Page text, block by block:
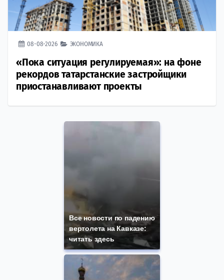
08-08-2026 ЭКОНОМИКА
«Пока ситуация регулируемая»: на фоне
рекордов татарстанские застройщики
приостанавливают проекты
Все новости по падению
вертолета на Кавказе:
читать здесь